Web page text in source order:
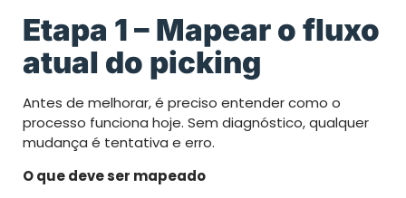
Etapa 1 – Mapear o fluxo
atual do picking
Antes de melhorar, é preciso entender como o
processo funciona hoje. Sem diagnóstico, qualquer
mudança é tentativa e erro.
O que deve ser mapeado